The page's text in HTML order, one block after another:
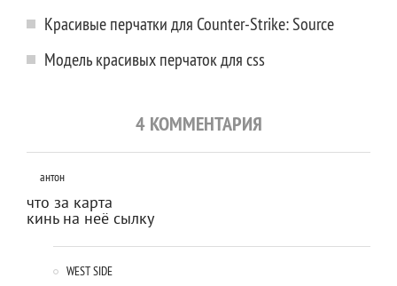
Красивые перчатки для Counter-Strike: Source
Модель красивых перчаток для css
4 КОММЕНТАРИЯ
антон
что за карта
кинь на неё сылку
WEST SIDE